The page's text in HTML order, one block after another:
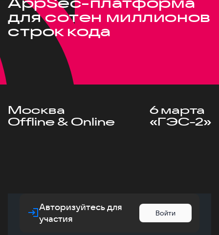
для сотен миллионов
строк кода
Москва
Offline & Online
6 марта
«ГЭС-2»
Авторизуйтесь для
участия
Войти